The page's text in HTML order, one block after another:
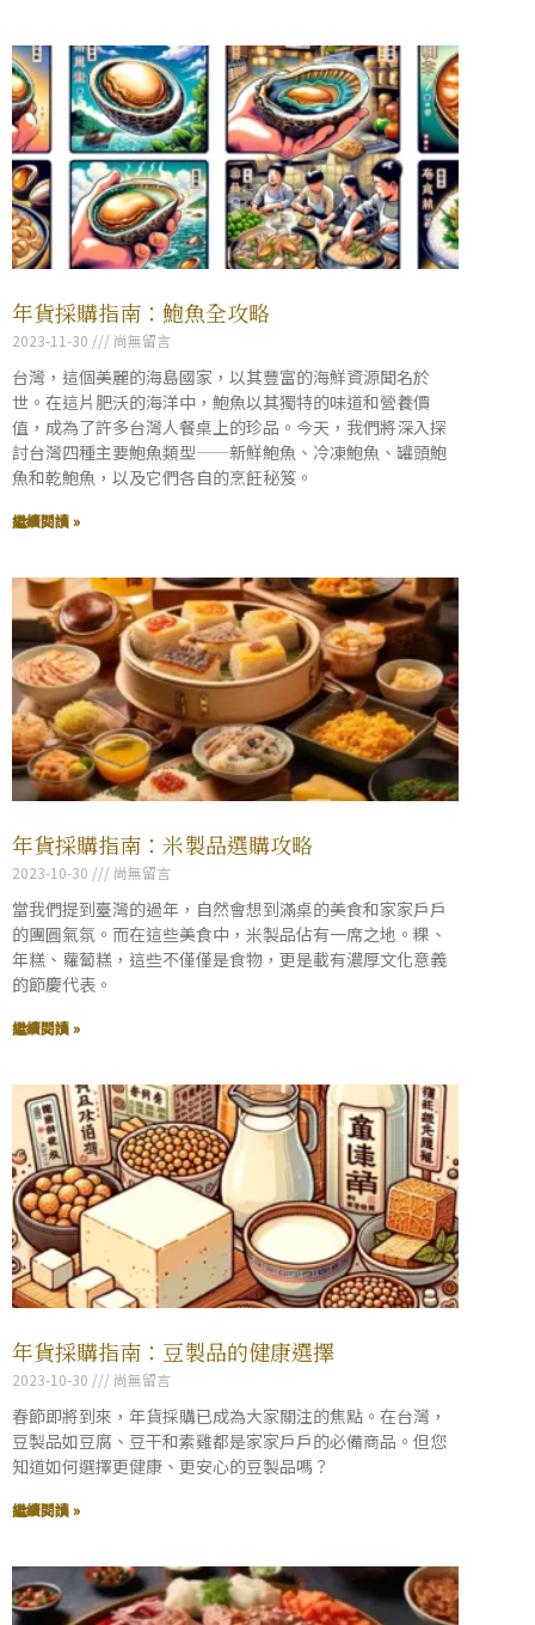
年貨採購指南：鮑魚全攻略
2023-11-30 尚無留言
台灣，這個美麗的海島國家，以其豐富的海鮮資源聞名於
世。在這片肥沃的海洋中，鮑魚以其獨特的味道和營養價
值，成為了許多台灣人餐桌上的珍品。今天，我們將深入探
討台灣四種主要鮑魚類型——新鮮鮑魚、冷凍鮑魚、罐頭鮑
魚和乾鮑魚，以及它們各自的烹飪秘笈。
繼續閱讀 »
年貨採購指南：米製品選購攻略
2023-10-30 尚無留言
當我們提到臺灣的過年，自然會想到滿桌的美食和家家戶戶
的團圓氣氛。而在這些美食中，米製品佔有一席之地。粿、
年糕、蘿蔔糕，這些不僅僅是食物，更是載有濃厚文化意義
的節慶代表。
繼續閱讀 »
年貨採購指南：豆製品的健康選擇
2023-10-30 尚無留言
春節即將到來，年貨採購已成為大家關注的焦點。在台灣，
豆製品如豆腐、豆干和素雞都是家家戶戶的必備商品。但您
知道如何選擇更健康、更安心的豆製品嗎？
繼續閱讀 »